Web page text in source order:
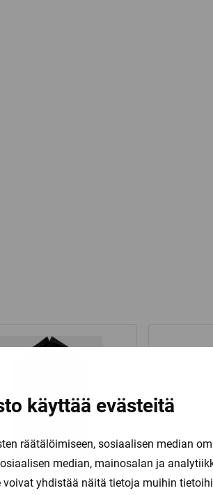
käyttää evästeitä
räätälöimiseen, sosiaalisen median
median, mainosalan ja
yhdistää näitä tietoja muihin